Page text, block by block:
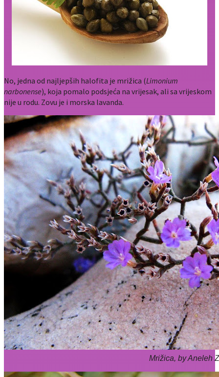
No, jedna od najljepših halofita je mrižica (Limonium
narbonense), koja pomalo podsjeća na vrijesak, ali sa vrijeskom
nije u rodu. Zovu je i morska lavanda.
Mrižica, by Aneleh